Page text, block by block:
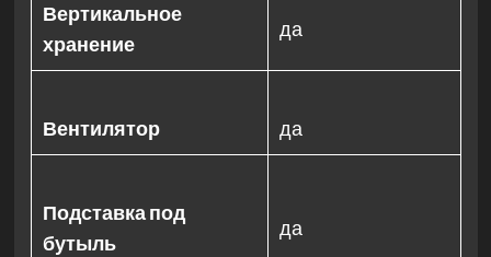
Вертикальное
хранение
да
Вентилятор да
Подставка под
бутыль
да